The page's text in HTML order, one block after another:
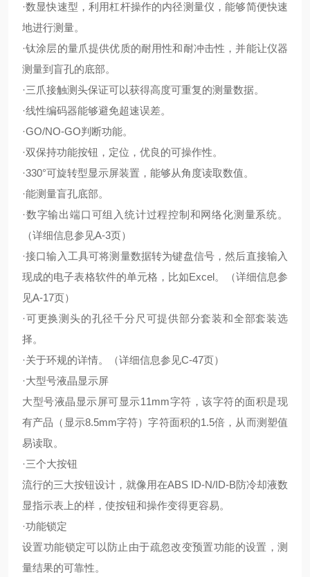
·数显快速型，利用杠杆操作的内径测量仪，能够简便快速
地进行测量。
·钛涂层的量爪提供优质的耐用性和耐冲击性，并能让仪器
测量到盲孔的底部。
·三爪接触测头保证可以获得高度可重复的测量数据。
·线性编码器能够避免超速误差。
·GO/NO-GO判断功能。
·双保持功能按钮，定位，优良的可操作性。
·330°可旋转型显示屏装置，能够从角度读取数值。
·能测量盲孔底部。
·数字输出端口可组入统计过程控制和网络化测量系统。
（详细信息参见A-3页）
·接口输入工具可将测量数据转为键盘信号，然后直接输入
现成的电子表格软件的单元格，比如Excel。（详细信息参
见A-17页）
·可更换测头的孔径千分尺可提供部分套装和全部套装选
择。
·关于环规的详情。（详细信息参见C-47页）
·大型号液晶显示屏
大型号液晶显示屏可显示11mm字符，该字符的面积是现
有产品（显示8.5mm字符）字符面积的1.5倍，从而测塑值
易读取。
·三个大按钮
流行的三大按钮设计，就像用在ABS ID-N/ID-B防冷却液数
显指示表上的样，使按钮和操作变得更容易。
·功能锁定
设置功能锁定可以防止由于疏忽改变预置功能的设置，测
量结果的可靠性。